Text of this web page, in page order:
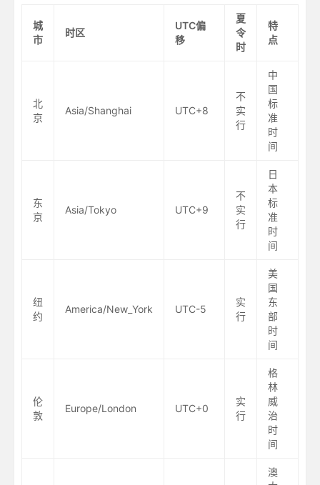
城
市
时区
UTC偏
移
夏
令
时
特
点
北
京
Asia/Shanghai UTC+8
不
实
行
中
国
标
准
时
间
东
京
Asia/Tokyo UTC+9
不
实
行
日
本
标
准
时
间
纽
约
America/New_York UTC-5
实
行
美
国
东
部
时
间
伦
敦
Europe/London UTC+0
实
行
格
林
威
治
时
间
澳